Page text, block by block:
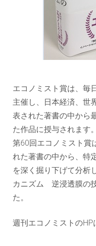
エコノミスト賞は、毎
主催し、日本経済、世
表された著書の中から
た作品に授与されます。
第60回エコノミスト賞
れた著書の中から、特
を深く掘り下げて分析
カニズム 逆浸透膜の
た。
週刊エコノミストのHP